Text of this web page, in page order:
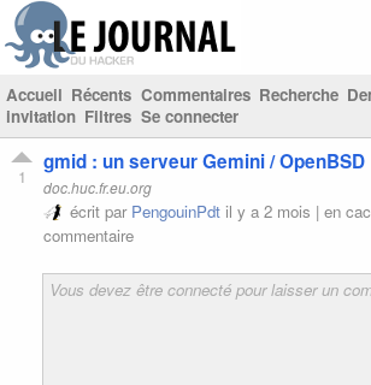
Accueil Récents Commentaires Recherche
invitation Filtres Se connecter
1
gmid : un serveur Gemini / OpenBSD
doc.huc.fr.eu.org
écrit par PengouinPdt il y a 2 mois | en
commentaire